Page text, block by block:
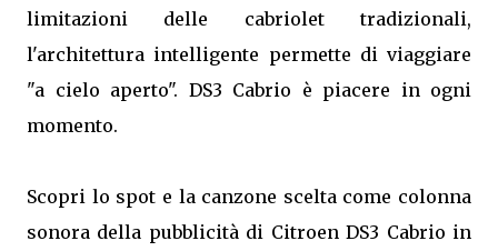
limitazioni delle cabriolet tradizionali,
l'architettura intelligente permette di viaggiare
"a cielo aperto". DS3 Cabrio è piacere in ogni
momento.
Scopri lo spot e la canzone scelta come colonna
sonora della pubblicità di Citroen DS3 Cabrio in